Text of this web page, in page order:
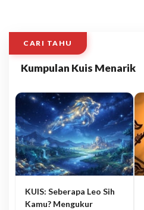
CARI TAHU
Kumpulan Kuis Menarik
KUIS: Seberapa Leo Sih
Kamu? Mengukur